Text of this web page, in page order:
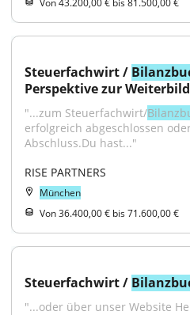
Von 43.200,00 € bis 81.500,00 €
Steuerfachwirt /
Perspektive zur
"...zum Steuerfachwirt/
erfolgreich abgeschlossen
Abschluss.Du hast..."
RISE PARTNERS
München
Von 36.400,00 € bis 71.600,00 €
Steuerfachwirt /
"...oder über unser Website